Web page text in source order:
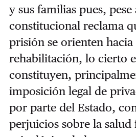
y sus familias pues,
constitucional reclama
prisión se orienten hacia
rehabilitación, lo cierto
constituyen,
imposición legal de
por parte del Estado,
perjuicios sobre la salud